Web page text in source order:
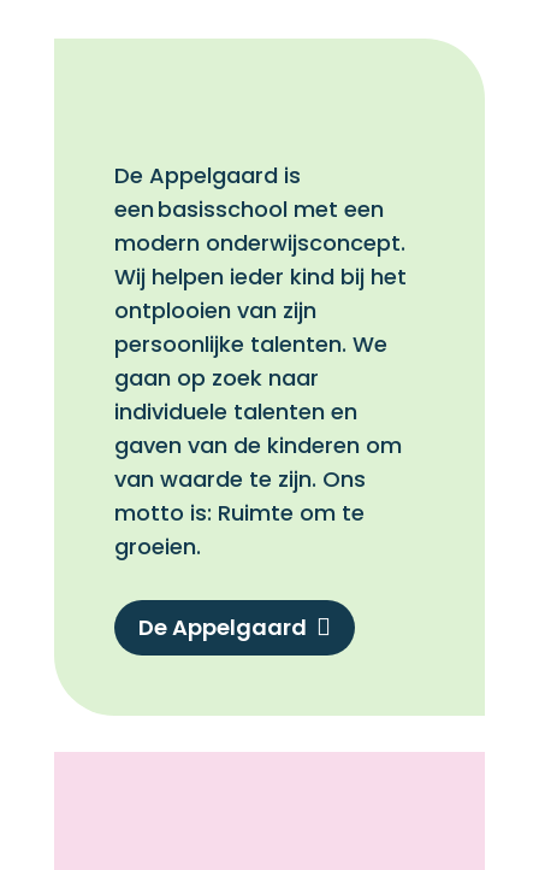
De Appelgaard is
een basisschool met een
modern onderwijsconcept.
Wij helpen ieder kind bij het
ontplooien van zijn
persoonlijke talenten. We
gaan op zoek naar
individuele talenten en
gaven van de kinderen om
van waarde te zijn. Ons
motto is: Ruimte om te
groeien.
De Appelgaard 